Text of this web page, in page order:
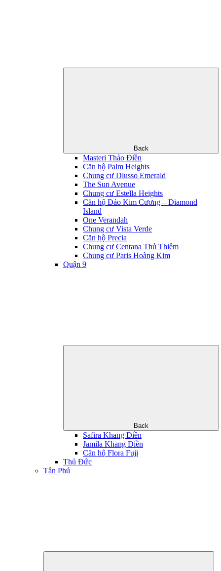
Back
Masteri Thảo Điền
Căn hộ Palm Heights
Chung cư Dlusso Emerald
The Sun Avenue
Chung cư Estella Heights
Căn hộ Đảo Kim Cương – Diamond
Island
One Verandah
Chung cư Vista Verde
Căn hộ Precia
Chung cư Centana Thủ Thiêm
Chung cư Paris Hoàng Kim
Quận 9
Back
Safira Khang Điền
Jamila Khang Điền
Căn hộ Flora Fuji
Thủ Đức
Tân Phú